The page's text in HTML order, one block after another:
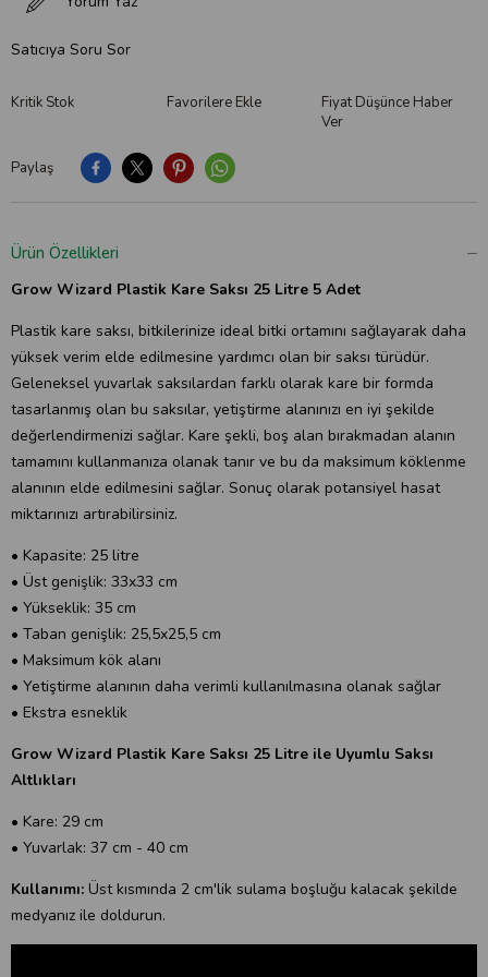
Paylaş
Kritik Stok Favorilere Ekle
Fiyat Düşünce Haber
Ver
Satıcıya Soru Sor
Ürün Özellikleri
Grow Wizard Plastik Kare Saksı 25 Litre 5 Adet
Plastik kare saksı, bitkilerinize ideal bitki ortamını sağlayarak daha
yüksek verim elde edilmesine yardımcı olan bir saksı türüdür.
Geleneksel yuvarlak saksılardan farklı olarak kare bir formda
tasarlanmış olan bu saksılar, yetiştirme alanınızı en iyi şekilde
değerlendirmenizi sağlar. Kare şekli, boş alan bırakmadan alanın
tamamını kullanmanıza olanak tanır ve bu da maksimum köklenme
alanının elde edilmesini sağlar. Sonuç olarak potansiyel hasat
miktarınızı artırabilirsiniz.
• Kapasite: 25 litre
• Üst genişlik: 33x33 cm
• Yükseklik: 35 cm
• Taban genişlik: 25,5x25,5 cm
• Maksimum kök alanı
• Yetiştirme alanının daha verimli kullanılmasına olanak sağlar
• Ekstra esneklik
Grow Wizard Plastik Kare Saksı 25 Litre ile Uyumlu Saksı
Altlıkları
• Kare: 29 cm
• Yuvarlak: 37 cm - 40 cm
Kullanımı: Üst kısmında 2 cm'lik sulama boşluğu kalacak şekilde
medyanız ile doldurun.